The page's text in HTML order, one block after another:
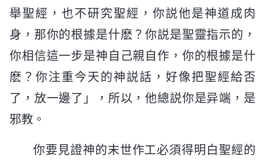
舉聖經，也不研究聖經，你説他是神道成肉
身，那你的根據是什麽？你説是聖靈指示的，
你相信這一步是神自己親自作，你的根據是什
麽？你注重今天的神説話，好像把聖經給否
了，放一邊了」，所以，他總説你是异端，是
邪教。
你要見證神的末世作工必須得明白聖經的